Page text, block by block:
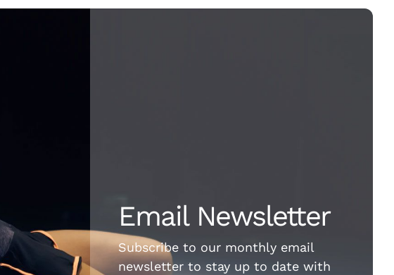
Email Newsletter
Subscribe to our monthly email
newsletter to stay up to date with